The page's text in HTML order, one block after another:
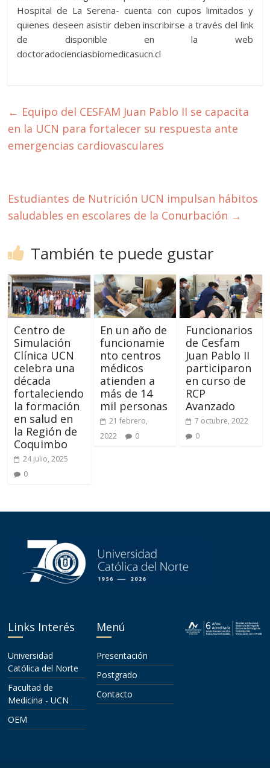
Hospital de La Serena- cuenta con cupos limitados y
quienes deseen asistir deben inscribirse a través del link
de disponible en la web
doctoradocienciasbiomedicasucn.cl
← Equipo del CESFAM Juan Pablo II se capacita
en la UCN para fortalecer su respuesta ante
emergencias cardiovasculares
Estudiantes de Nutrición UCN impulsan hábitos
saludables en escolares de la Conurbación →
También te puede gustar
Centro de
Simulación
Clínica UCN
celebra una
década
fortaleciendo
la formación
en salud en
la Región de
Coquimbo
24 julio, 2025
0
En un año de
funcionamie
nto centros
médicos
atienden a
más de 14
mil personas
21 febrero,
2022
0
Funcionarios
de Cesfam
Juan Pablo II
participaron
en curso de
RCP
Avanzado
7 octubre, 2022
0
Links Interés
Universidad
Católica del Norte
Facultad de
Medicina - UCN
OEM
Menú
Presentación
Postgrado
Contacto